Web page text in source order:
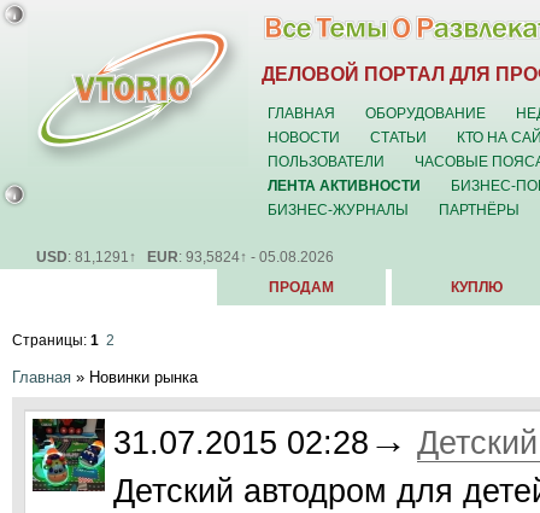
ДЕЛОВОЙ ПОРТАЛ ДЛЯ
ГЛАВНАЯ ОБОРУДОВАНИЕ
НОВОСТИ
СТАТЬИ
КТО НА
ПОЛЬЗОВАТЕЛИ
ЧАСОВЫЕ
ЛЕНТА АКТИВНОСТИ
БИЗНЕС-
БИЗНЕС-ЖУРНАЛЫ
ПАРТНЁРЫ
USD: 81,1291↑ EUR: 93,5824↑ - 05.08.2026
ПРОДАМ КУПЛЮ
Страницы: 1 2
Главная » Новинки рынка
31.07.2015 02:28 →
Детский автодром для